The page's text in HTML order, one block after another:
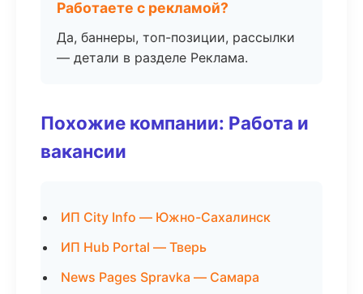
Работаете с рекламой?
Да, баннеры, топ-позиции, рассылки
— детали в разделе Реклама.
Похожие компании: Работа и
вакансии
ИП City Info — Южно-Сахалинск
ИП Hub Portal — Тверь
News Pages Spravka — Самара